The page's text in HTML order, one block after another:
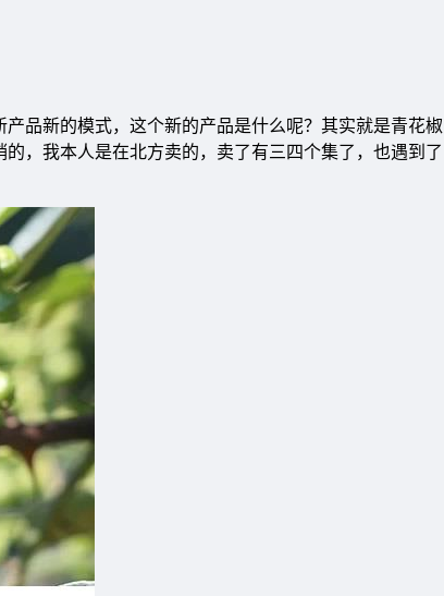
品新的模式，这个新的产品是什么呢？其实就是青花椒
，我本人是在北方卖的，卖了有三四个集了，也遇到了